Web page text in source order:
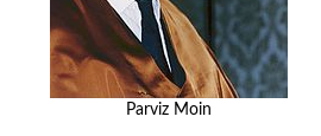
Parviz Moin